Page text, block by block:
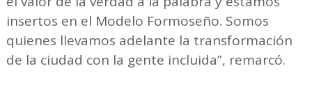
insertos en el Modelo Formoseño. Somos
quienes llevamos adelante la transformación
de la ciudad con la gente incluida”, remarcó.